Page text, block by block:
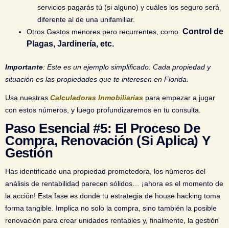
servicios pagarás tú (si alguno) y cuáles los seguro será
diferente al de una unifamiliar.
Otros Gastos menores pero recurrentes, como: Control de
Plagas, Jardinería, etc.
Importante: Este es un ejemplo simplificado. Cada propiedad y
situación es las propiedades que te interesen en Florida.
Usa nuestras Calculadoras Inmobiliarias para empezar a jugar
con estos números, y luego profundizaremos en tu consulta.
Paso Esencial #5: El Proceso De
Compra, Renovación (si Aplica) Y
Gestión
Has identificado una propiedad prometedora, los números del
análisis de rentabilidad parecen sólidos… ¡ahora es el momento de
la acción! Esta fase es donde tu estrategia de house hacking toma
forma tangible. Implica no solo la compra, sino también la posible
renovación para crear unidades rentables y, finalmente, la gestión